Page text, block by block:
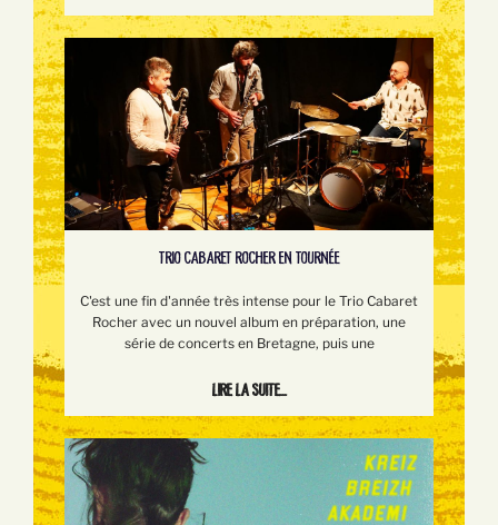
TRIO CABARET ROCHER EN TOURNÉE
C'est une fin d'année très intense pour le Trio Cabaret
Rocher avec un nouvel album en préparation, une
série de concerts en Bretagne, puis une
Lire la suite...